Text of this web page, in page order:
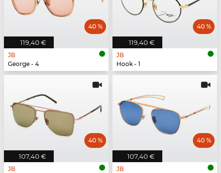
119,40 €
40 %
JB
George - 4
119,40 €
40 %
JB
Hook - 1
107,40 €
40 %
JB
107,40 €
40 %
JB